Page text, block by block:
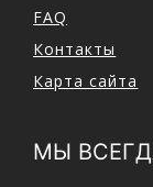
FAQ
Контакты
Карта сайта
МЫ